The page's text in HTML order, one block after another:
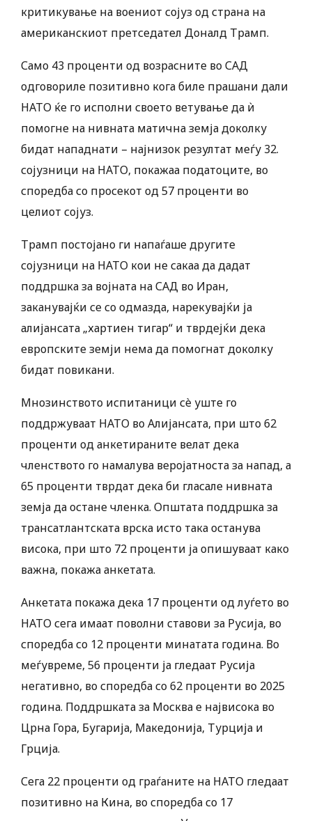
критикување на воениот сојуз од страна на
американскиот претседател Доналд Трамп.
Само 43 проценти од возрасните во САД
одговориле позитивно кога биле прашани дали
НАТО ќе го исполни своето ветување да ѝ
помогне на нивната матична земја доколку
бидат нападнати – најнизок резултат меѓу 32.
сојузници на НАТО, покажаа податоците, во
споредба со просекот од 57 проценти во
целиот сојуз.
Трамп постојано ги напаѓаше другите
сојузници на НАТО кои не сакаа да дадат
поддршка за војната на САД во Иран,
заканувајќи се со одмазда, нарекувајќи ја
алијансата „хартиен тигар“ и тврдејќи дека
европските земји нема да помогнат доколку
бидат повикани.
Мнозинството испитаници сè уште го
поддржуваат НАТО во Алијансата, при што 62
проценти од анкетираните велат дека
членството го намалува веројатноста за напад, а
65 проценти тврдат дека би гласале нивната
земја да остане членка. Општата поддршка за
трансатлантската врска исто така останува
висока, при што 72 проценти ја опишуваат како
важна, покажа анкетата.
Анкетата покажа дека 17 проценти од луѓето во
НАТО сега имаат поволни ставови за Русија, во
споредба со 12 проценти минатата година. Во
меѓувреме, 56 проценти ја гледаат Русија
негативно, во споредба со 62 проценти во 2025
година. Поддршката за Москва е највисока во
Црна Гора, Бугарија, Македонија, Турција и
Грција.
Сега 22 проценти од граѓаните на НАТО гледаат
позитивно на Кина, во споредба со 17